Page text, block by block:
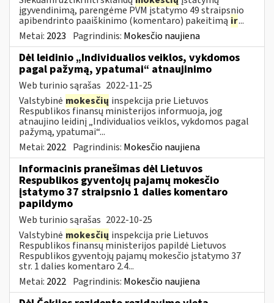
įgyvendinimą, parengėme PVM įstatymo 49 straipsnio
apibendrinto paaiškinimo (komentaro) pakeitimą ir...
Metai: 2023 Pagrindinis: Mokesčio naujiena
Dėl leidinio „Individualios veiklos, vykdomos
pagal pažymą, ypatumai“ atnaujinimo
Web turinio sąrašas 2022-11-25
Valstybinė mokesčių inspekcija prie Lietuvos
Respublikos finansų ministerijos informuoja, jog
atnaujino leidinį „Individualios veiklos, vykdomos pagal
pažymą, ypatumai“...
Metai: 2022 Pagrindinis: Mokesčio naujiena
Informacinis pranešimas dėl Lietuvos
Respublikos gyventojų pajamų mokesčio
įstatymo 37 straipsnio 1 dalies komentaro
papildymo
Web turinio sąrašas 2022-10-25
Valstybinė mokesčių inspekcija prie Lietuvos
Respublikos finansų ministerijos papildė Lietuvos
Respublikos gyventojų pajamų mokesčio įstatymo 37
str. 1 dalies komentaro 2.4...
Metai: 2022 Pagrindinis: Mokesčio naujiena